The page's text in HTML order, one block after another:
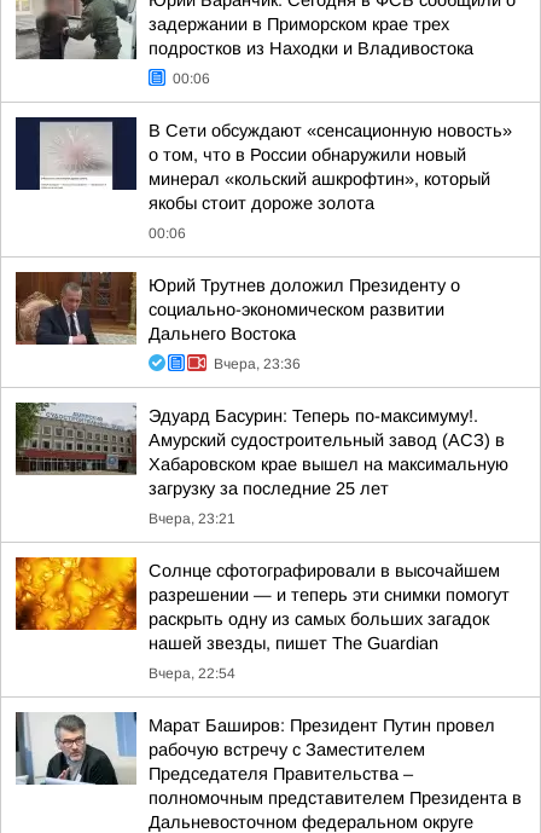
задержании в Приморском крае трех
подростков из Находки и Владивостока
00:06
В Сети обсуждают «сенсационную новость»
о том, что в России обнаружили новый
минерал «кольский ашкрофтин», который
якобы стоит дороже золота
00:06
Юрий Трутнев доложил Президенту о
социально-экономическом развитии
Дальнего Востока
Вчера, 23:36
Эдуард Басурин: Теперь по-максимуму!.
Амурский судостроительный завод (АСЗ) в
Хабаровском крае вышел на максимальную
загрузку за последние 25 лет
Вчера, 23:21
Солнце сфотографировали в высочайшем
разрешении — и теперь эти снимки помогут
раскрыть одну из самых больших загадок
нашей звезды, пишет The Guardian
Вчера, 22:54
Марат Баширов: Президент Путин провел
рабочую встречу с Заместителем
Председателя Правительства –
полномочным представителем Президента в
Дальневосточном федеральном округе